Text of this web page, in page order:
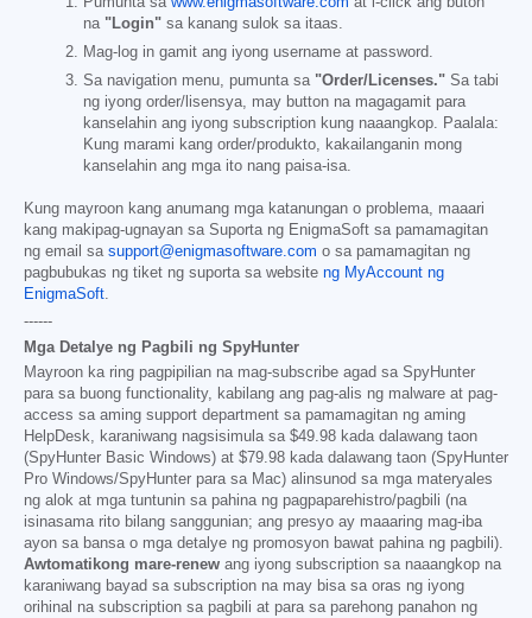
na "Login" sa kanang sulok sa itaas.
Mag-log in gamit ang iyong username at password.
Sa navigation menu, pumunta sa "Order/Licenses." Sa tabi
ng iyong order/lisensya, may button na magagamit para
kanselahin ang iyong subscription kung naaangkop. Paalala:
Kung marami kang order/produkto, kakailanganin mong
kanselahin ang mga ito nang paisa-isa.
Kung mayroon kang anumang mga katanungan o problema, maaari
kang makipag-ugnayan sa Suporta ng EnigmaSoft sa pamamagitan
ng email sa support@enigmasoftware.com o sa pamamagitan ng
pagbubukas ng tiket ng suporta sa website ng MyAccount ng
EnigmaSoft.
------
Mga Detalye ng Pagbili ng SpyHunter
Mayroon ka ring pagpipilian na mag-subscribe agad sa SpyHunter
para sa buong functionality, kabilang ang pag-alis ng malware at pag-
access sa aming support department sa pamamagitan ng aming
HelpDesk, karaniwang nagsisimula sa $49.98 kada dalawang taon
(SpyHunter Basic Windows) at $79.98 kada dalawang taon (SpyHunter
Pro Windows/SpyHunter para sa Mac) alinsunod sa mga materyales
ng alok at mga tuntunin sa pahina ng pagpaparehistro/pagbili (na
isinasama rito bilang sanggunian; ang presyo ay maaaring mag-iba
ayon sa bansa o mga detalye ng promosyon bawat pahina ng pagbili).
Awtomatikong mare-renew ang iyong subscription sa naaangkop na
karaniwang bayad sa subscription na may bisa sa oras ng iyong
orihinal na subscription sa pagbili at para sa parehong panahon ng